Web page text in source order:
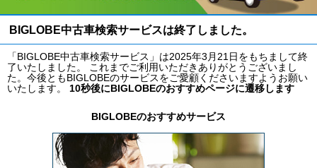
BIGLOBE中古車検索サービスは終了しました。
「BIGLOBE中古車検索サービス」は2025年3月21日をもちまして終
了いたしました。 これまでご利用いただきありがとうございまし
た。今後ともBIGLOBEのサービスをご愛顧くださいますようお願い
いたします。
10秒後にBIGLOBEのおすすめページに遷移します
BIGLOBEのおすすめサービス